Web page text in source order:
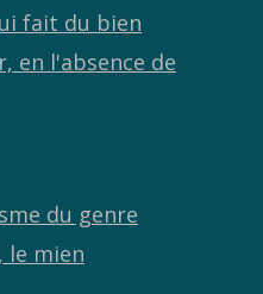
fait du bien
en l'absence de
du genre
le mien